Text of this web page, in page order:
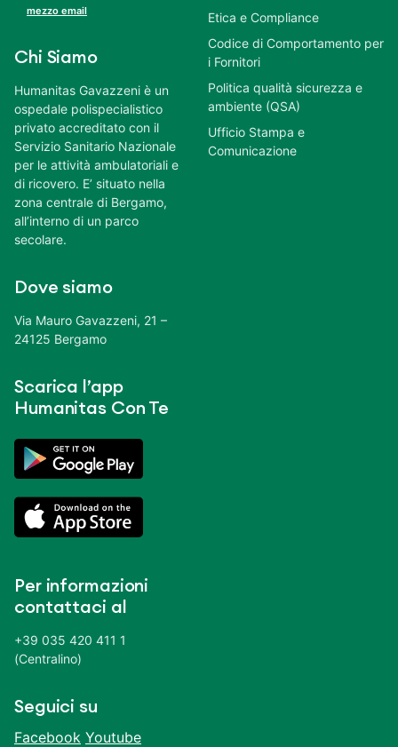
mezzo email
Chi Siamo
Humanitas Gavazzeni è un
ospedale polispecialistico
privato accreditato con il
Servizio Sanitario Nazionale
per le attività ambulatoriali e
di ricovero. E’ situato nella
zona centrale di Bergamo,
all’interno di un parco
secolare.
Dove siamo
Via Mauro Gavazzeni, 21 –
24125 Bergamo
Scarica l’app
Humanitas Con Te
Per informazioni
contattaci al
+39 035 420 411 1
(Centralino)
Seguici su
Facebook Youtube
Etica e Compliance
Codice di Comportamento per
i Fornitori
Politica qualità sicurezza e
ambiente (QSA)
Ufficio Stampa e
Comunicazione